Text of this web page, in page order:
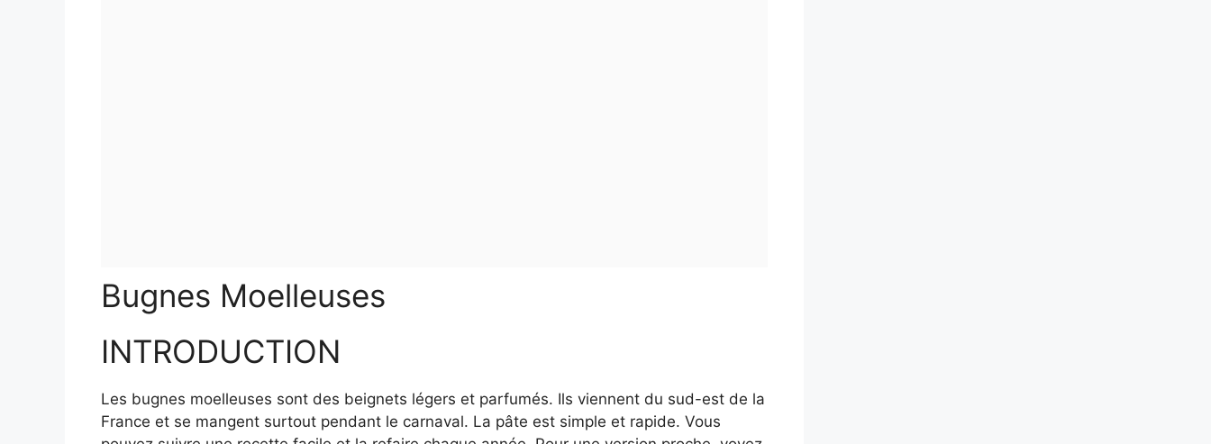
Bugnes Moelleuses
INTRODUCTION
Les bugnes moelleuses sont des beignets légers et parfumés. Ils viennent du sud-est de la
France et se mangent surtout pendant le carnaval. La pâte est simple et rapide. Vous